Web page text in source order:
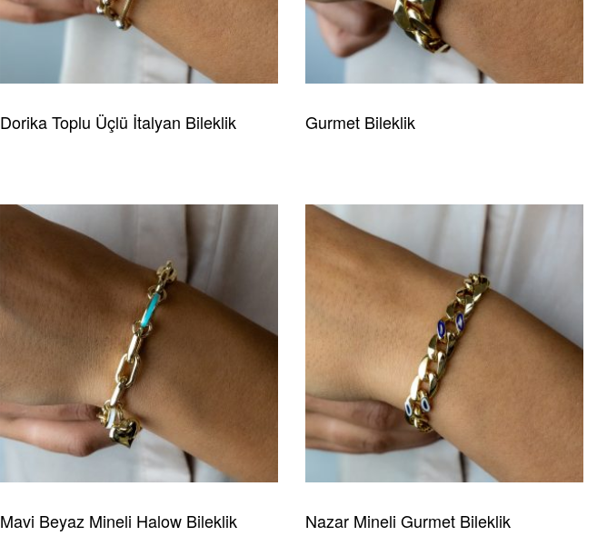
Dorika Toplu Üçlü İtalyan Bileklik Gurmet Bileklik
Mavi Beyaz Mineli Halow Bileklik Nazar Mineli Gurmet Bileklik